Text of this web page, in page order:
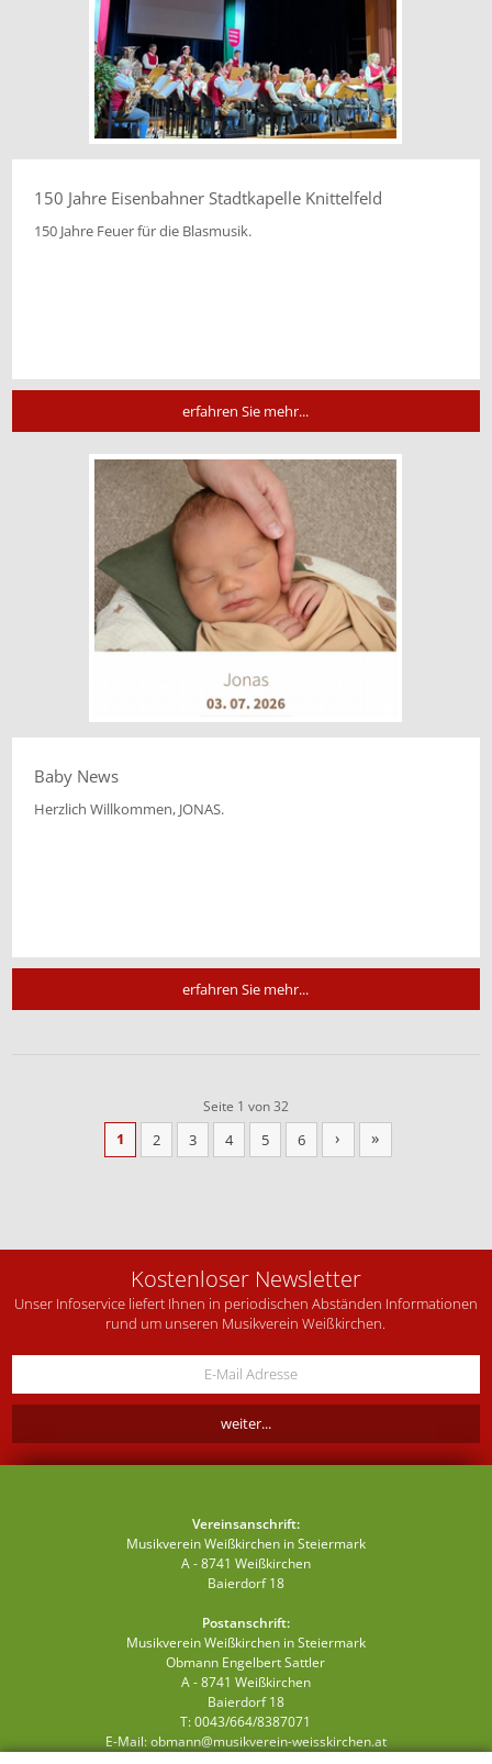
150 Jahre Eisenbahner Stadtkapelle Knittelfeld
150 Jahre Feuer für die Blasmusik.
erfahren Sie mehr...
Baby News
Herzlich Willkommen, JONAS.
erfahren Sie mehr...
Seite 1 von 32
1 2 3 4 5 6 › »
Kostenloser Newsletter
Unser Infoservice liefert Ihnen in periodischen Abständen Informationen
rund um unseren Musikverein Weißkirchen.
Vereinsanschrift:
Musikverein Weißkirchen in Steiermark
A - 8741 Weißkirchen
Baierdorf 18
Postanschrift:
Musikverein Weißkirchen in Steiermark
Obmann Engelbert Sattler
A - 8741 Weißkirchen
Baierdorf 18
T: 0043/664/8387071
E-Mail: obmann@musikverein-weisskirchen.at